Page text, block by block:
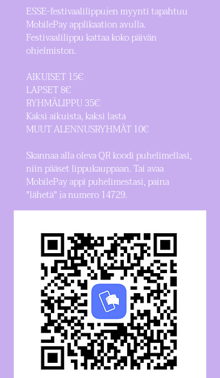
ESSE-festivaalilippujen myynti tapahtuu
MobilePay applikaation avulla.
Festivaalilippu kattaa koko päivän
ohjelmiston.
AIKUISET 15€
LAPSET 8€
RYHMÄLIPPU 35€
Kaksi aikuista, kaksi lasta
MUUT ALENNUSRYHMÄT 10€
Skannaa alla oleva QR koodi puhelimellasi,
niin pääset lippukauppaan. Tai avaa
MobilePay appi puhelimestasi, paina
"lähetä" ja numero 14729.